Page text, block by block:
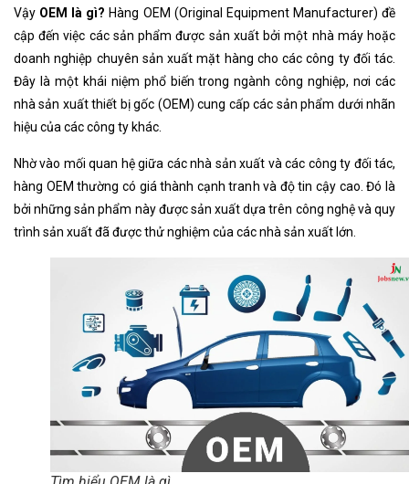
Vậy OEM là gì? Hàng OEM (Original Equipment Manufacturer) đề
cập đến việc các sản phẩm được sản xuất bởi một nhà máy hoặc
doanh nghiệp chuyên sản xuất mặt hàng cho các công ty đối tác.
Đây là một khái niệm phổ biến trong ngành công nghiệp, nơi các
nhà sản xuất thiết bị gốc (OEM) cung cấp các sản phẩm dưới nhãn
hiệu của các công ty khác.
Nhờ vào mối quan hệ giữa các nhà sản xuất và các công ty đối tác,
hàng OEM thường có giá thành cạnh tranh và độ tin cậy cao. Đó là
bởi những sản phẩm này được sản xuất dựa trên công nghệ và quy
trình sản xuất đã được thử nghiệm của các nhà sản xuất lớn.